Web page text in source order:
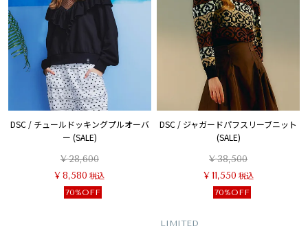
DSC / チュールドッキングプルオーバ
ー (SALE)
¥28,600
¥ 8,580 税込
70%OFF
DSC / ジャガードパフスリーブニット
(SALE)
¥38,500
¥ 11,550 税込
70%OFF
LIMITED